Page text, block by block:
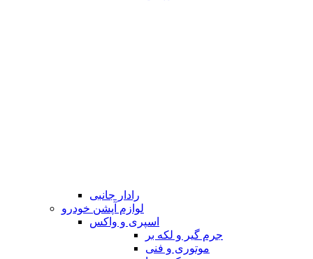
رادار جانبی
لوازم آپشن خودرو
اسپری و واکس
جرم گیر و لکه بر
موتوری و فنی